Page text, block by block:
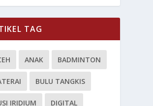
TAG
ANAK BADMINTON
BULU TANGKIS
IRIDIUM DIGITAL